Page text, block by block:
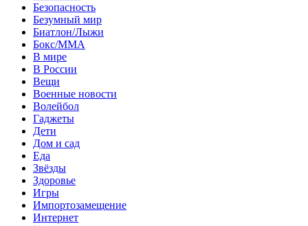
Безопасность
Безумный мир
Биатлон/Лыжи
Бокс/MMA
В мире
В России
Вещи
Военные новости
Волейбол
Гаджеты
Дети
Дом и сад
Еда
Звёзды
Здоровье
Игры
Импортозамещение
Интернет